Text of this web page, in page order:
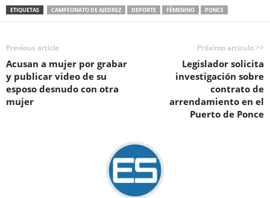
ETIQUETAS CAMPEONATO DE AJEDREZ DEPORTE FÉMENINO PONCE
Previous article
Acusan a mujer por grabar
y publicar video de su
esposo desnudo con otra
mujer
Próximo artículo >>
Legislador solicita
investigación sobre
contrato de
arrendamiento en el
Puerto de Ponce